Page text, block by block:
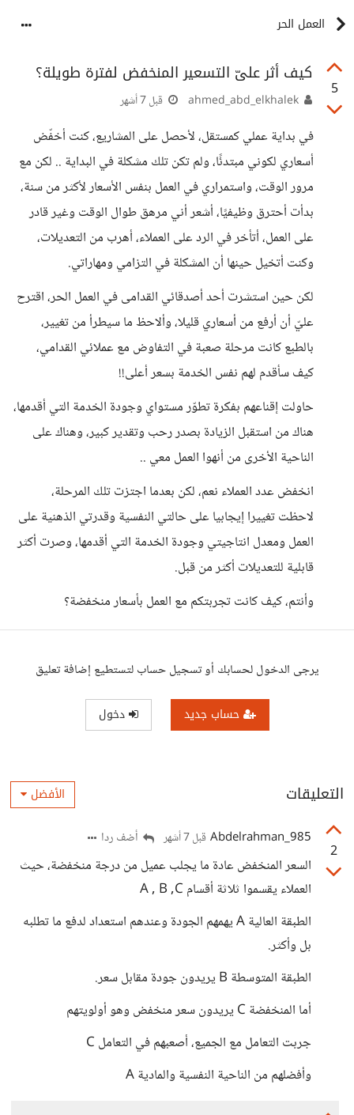
العمل الحر
5
كيف أثر علىّ التسعير المنخفض لفترة طويلة؟
قبل 7 أشهر
في بداية عملي كمستقل، لأحصل على المشاريع، كنت أخفّض
أسعاري لكوني مبتدئًا، ولم تكن تلك مشكلة في البداية .. لكن مع
مرور الوقت، واستمراري في العمل بنفس الأسعار لأكثر من سنة،
بدأت أحترق وظيفيًا، أشعر أني مرهق طوال الوقت وغير قادر
على العمل، أتأخر في الرد على العملاء، أهرب من التعديلات،
وكنت أتخيل حينها أن المشكلة في التزامي ومهاراتي.
لكن حين استشرت أحد أصدقائي القدامى في العمل الحر، اقترح
عليّ أن أرفع من أسعاري قليلا، وألاحظ ما سيطرأ من تغيير،
بالطبع كانت مرحلة صعبة في التفاوض مع عملائي القدامي،
كيف سأقدم لهم نفس الخدمة بسعر أعلى!!
حاولت إقناعهم بفكرة تطوّر مستواي وجودة الخدمة التي أقدمها،
هناك من استقبل الزيادة بصدر رحب وتقدير كبير، وهناك على
الناحية الأخرى من أنهوا العمل معي ..
انخفض عدد العملاء نعم، لكن بعدما اجتزت تلك المرحلة،
لاحظت تغييرا إيجابيا على حالتي النفسية وقدرتي الذهنية على
العمل ومعدل انتاجيتي وجودة الخدمة التي أقدمها، وصرت أكثر
قابلية للتعديلات أكثر من قبل.
وأنتم، كيف كانت تجربتكم مع العمل بأسعار منخفضة؟
يرجى الدخول لحسابك أو تسجيل حساب لتستطيع إضافة تعليق
حساب جديد دخول
التعليقات الأفضل
2
Abdelrahman_985 قبل 7 أشهر أضف ردا
السعر المنخفض عادة ما يجلب عميل من درجة منخفضة، حيث
العملاء يقسموا ثلاثة أقسام A , B ,C
الطبقة العالية A يهمهم الجودة وعندهم استعداد لدفع ما تطلبه
بل وأكثر.
الطبقة المتوسطة B يريدون جودة مقابل سعر.
أما المنخفضة C يريدون سعر منخفض وهو أولويتهم
جربت التعامل مع الجميع، أصعبهم في التعامل C
وأفضلهم من الناحية النفسية والمادية A